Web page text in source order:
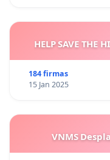
HELP SAVE THE
184 firmas
15 Jan 2025
VNMS